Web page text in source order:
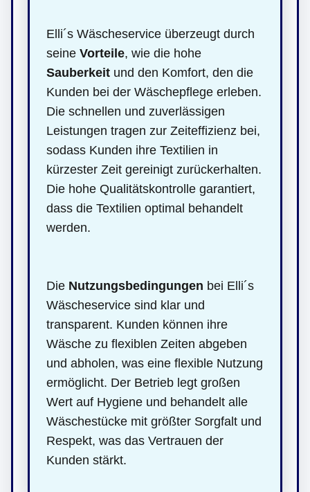
Elli´s Wäscheservice überzeugt durch
seine Vorteile, wie die hohe
Sauberkeit und den Komfort, den die
Kunden bei der Wäschepflege erleben.
Die schnellen und zuverlässigen
Leistungen tragen zur Zeiteffizienz bei,
sodass Kunden ihre Textilien in
kürzester Zeit gereinigt zurückerhalten.
Die hohe Qualitätskontrolle garantiert,
dass die Textilien optimal behandelt
werden.
Die Nutzungsbedingungen bei Elli´s
Wäscheservice sind klar und
transparent. Kunden können ihre
Wäsche zu flexiblen Zeiten abgeben
und abholen, was eine flexible Nutzung
ermöglicht. Der Betrieb legt großen
Wert auf Hygiene und behandelt alle
Wäschestücke mit größter Sorgfalt und
Respekt, was das Vertrauen der
Kunden stärkt.